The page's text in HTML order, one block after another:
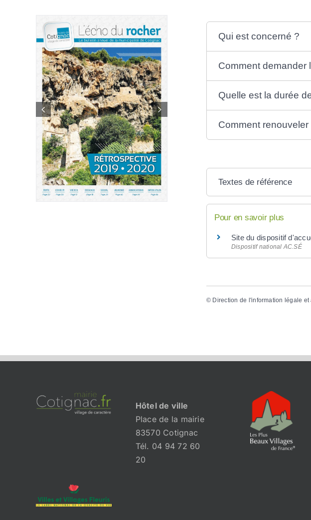
Qui est concerné ?
Comment demander
Quelle est la durée
Comment
Textes de référence
Pour en savoir plus
Site du dispositif
Dispositif national AC.SÉ
© Direction de l'information légale et
Hôtel de ville
Place de la mairie
83570 Cotignac
Tél. 04 94 72 60
20